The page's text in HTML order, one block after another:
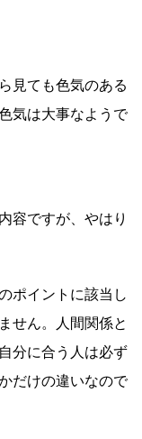
見ても色気のある
気は大事なようで
容ですが、やはり
ポイントに該当し
せん。人間関係と
分に合う人は必ず
だけの違いなので